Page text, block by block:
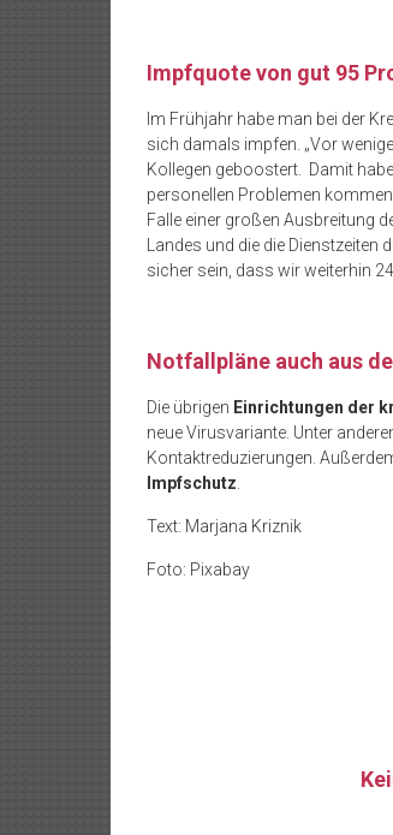
Impfquote von gut 95
Im Frühjahr habe man bei der
sich damals impfen. „Vor
Kollegen geboostert. Damit
personellen Problemen
Falle einer großen Ausbreitung
Landes und die die
sicher sein, dass wir weiterhin
Notfallpläne auch aus
Die übrigen Einrichtungen der
neue Virusvariante. Unter
Kontaktreduzierungen.
Impfschutz
Text: Marjana Kriznik
Foto: Pixabay